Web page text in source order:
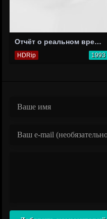
Отчёт о реальном времени: Интимный разговор
HDRip 1993